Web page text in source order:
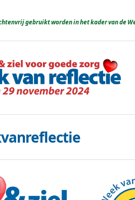
gebruikt worden in het kader van de